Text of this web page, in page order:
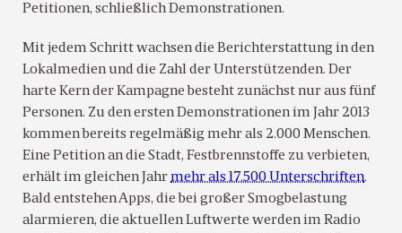
Petitionen, schließlich Demonstrationen.
Mit jedem Schritt wachsen die Berichterstattung in den
Lokalmedien und die Zahl der Unterstützenden. Der
harte Kern der Kampagne besteht zunächst nur aus fünf
Personen. Zu den ersten Demonstrationen im Jahr 2013
kommen bereits regelmäßig mehr als 2.000 Menschen.
Eine Petition an die Stadt, Festbrennstoffe zu verbieten,
erhält im gleichen Jahrmehr als 17.500 Unterschriften.
Bald entstehen Apps, die bei großer Smogbelastung
alarmieren, die aktuellen Luftwerte werden im Radio